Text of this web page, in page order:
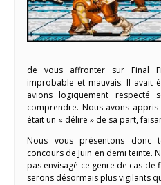
de vous affronter sur Final
improbable et mauvais. Il avait
avions logiquement respecté
comprendre. Nous avons
était un « délire » de sa part,
Nous vous présentons donc
concours de Juin en demi teinte.
pas envisagé ce genre de cas
serons désormais plus vigilants